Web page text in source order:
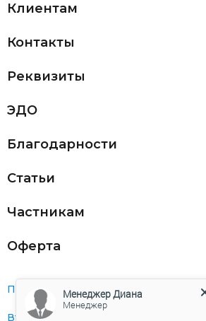
Клиентам
Контакты
Реквизиты
ЭДО
Благодарности
Статьи
Частникам
Оферта
Понедельник:
Вторник:
Менеджер Диана
Менеджер